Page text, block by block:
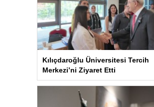
Kılıçdaroğlu Üniversitesi Tercih
Merkezi’ni Ziyaret Etti